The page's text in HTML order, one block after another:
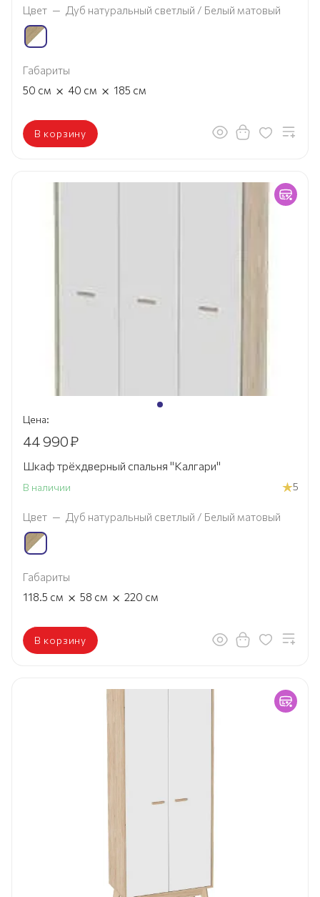
Цвет — Дуб натуральный светлый / Белый матовый
Габариты
50 см × 40 см × 185 см
В корзину
Цена:
44 990₽
Шкаф трёхдверный спальня "Калгари"
В наличии 5
Цвет — Дуб натуральный светлый / Белый матовый
Габариты
118.5 см × 58 см × 220 см
В корзину